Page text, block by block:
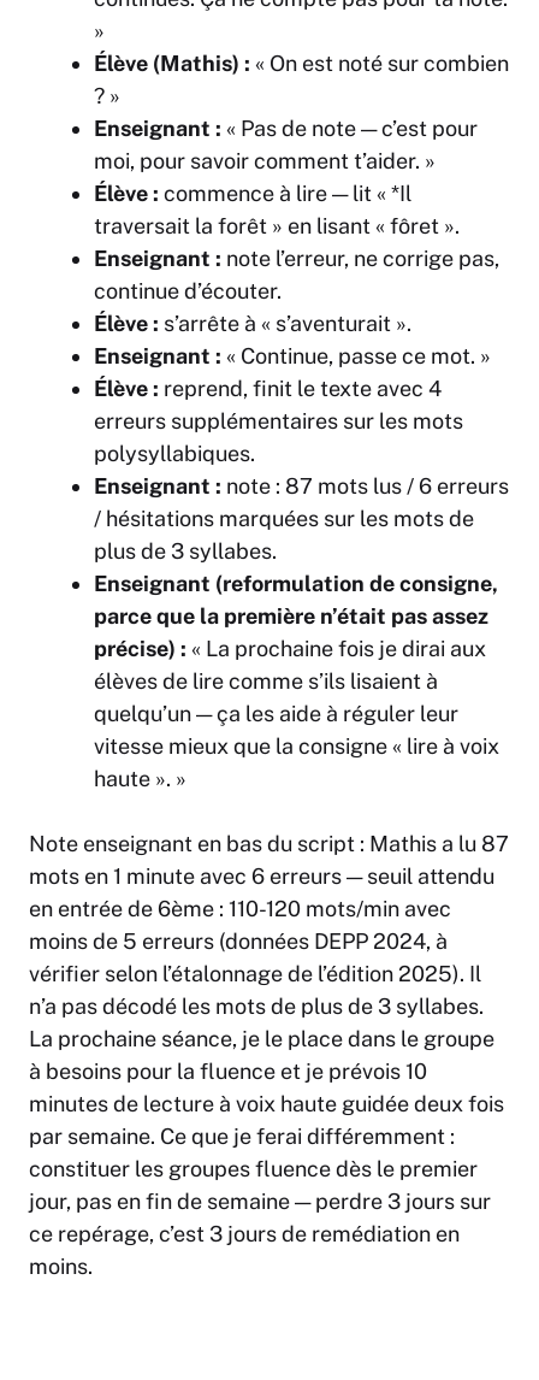
»
Élève (Mathis) : « On est noté sur combien
? »
Enseignant : « Pas de note — c’est pour
moi, pour savoir comment t’aider. »
Élève : commence à lire— lit « *Il
traversait la forêt » en lisant« fôret ».
Enseignant : note l’erreur, ne corrige pas,
continue d’écouter.
Élève : s’arrête à « s’aventurait ».
Enseignant : « Continue, passe ce mot. »
Élève : reprend, finit le texte avec 4
erreurs supplémentaires sur les mots
polysyllabiques.
Enseignant : note : 87 mots lus / 6 erreurs
/ hésitations marquées sur les mots de
plus de 3 syllabes.
Enseignant (reformulation de consigne,
parce que la première n’était pas assez
précise) : « La prochaine fois je dirai aux
élèves de lire comme s’ils lisaient à
quelqu’un — ça les aide à réguler leur
vitesse mieux que la consigne « lire à voix
haute ». »
Note enseignant en bas du script : Mathis a lu 87
mots en 1 minute avec 6 erreurs — seuil attendu
en entrée de 6ème : 110-120 mots/min avec
moins de 5 erreurs (données DEPP 2024, à
vérifier selon l’étalonnage de l’édition 2025). Il
n’a pas décodé les mots de plus de 3 syllabes.
La prochaine séance, je le place dans le groupe
à besoins pour la fluence et je prévois 10
minutes de lecture à voix haute guidée deux fois
par semaine. Ce que je ferai différemment :
constituer les groupes fluence dès le premier
jour, pas en fin de semaine — perdre 3 jours sur
ce repérage, c’est 3 jours de remédiation en
moins.